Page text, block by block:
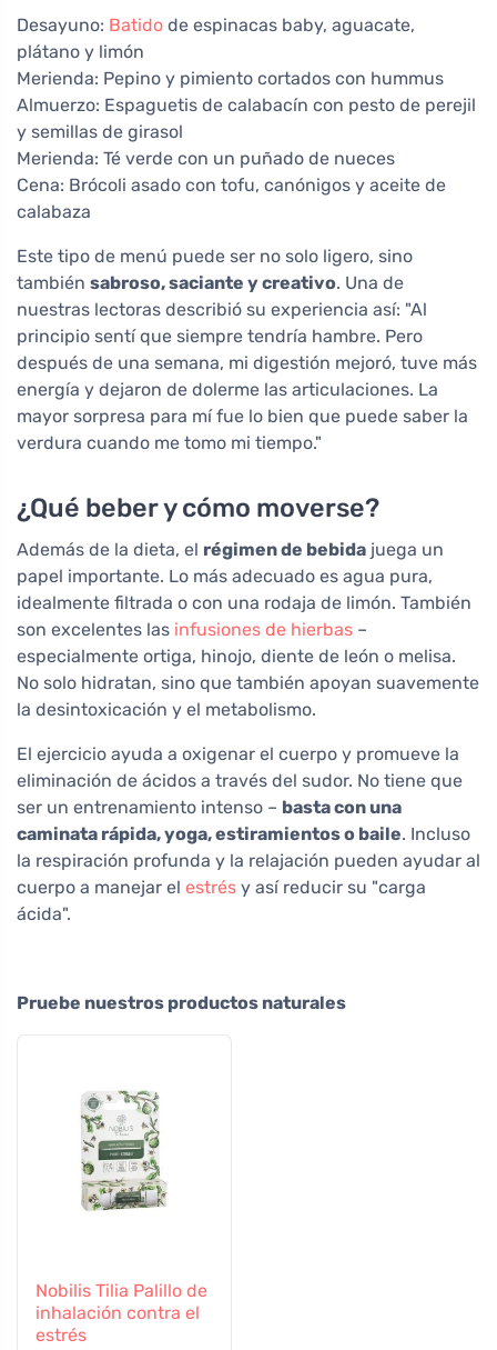
Desayuno: Batido de espinacas baby, aguacate,
plátano y limón
Merienda: Pepino y pimiento cortados con hummus
Almuerzo: Espaguetis de calabacín con pesto de perejil
y semillas de girasol
Merienda: Té verde con un puñado de nueces
Cena: Brócoli asado con tofu, canónigos y aceite de
calabaza
Este tipo de menú puede ser no solo ligero, sino
también sabroso, saciante y creativo. Una de
nuestras lectoras describió su experiencia así: "Al
principio sentí que siempre tendría hambre. Pero
después de una semana, mi digestión mejoró, tuve más
energía y dejaron de dolerme las articulaciones. La
mayor sorpresa para mí fue lo bien que puede saber la
verdura cuando me tomo mi tiempo."
¿Qué beber y cómo moverse?
Además de la dieta, el régimen de bebida juega un
papel importante. Lo más adecuado es agua pura,
idealmente filtrada o con una rodaja de limón. También
son excelentes las infusiones de hierbas –
especialmente ortiga, hinojo, diente de león o melisa.
No solo hidratan, sino que también apoyan suavemente
la desintoxicación y el metabolismo.
El ejercicio ayuda a oxigenar el cuerpo y promueve la
eliminación de ácidos a través del sudor. No tiene que
ser un entrenamiento intenso – basta con una
caminata rápida, yoga, estiramientos o baile. Incluso
la respiración profunda y la relajación pueden ayudar al
cuerpo a manejar el estrés y así reducir su "carga
ácida".
Pruebe nuestros productos naturales
Nobilis Tilia Palillo de
inhalación contra el
estrés